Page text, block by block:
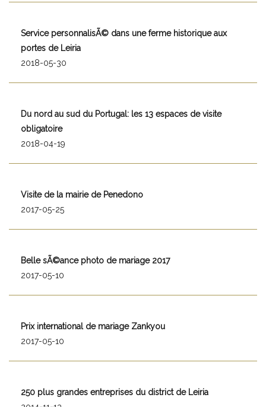
Service personnalisÃ© dans une ferme historique aux
portes de Leiria
2018-05-30
Du nord au sud du Portugal: les 13 espaces de visite
obligatoire
2018-04-19
Visite de la mairie de Penedono
2017-05-25
Belle sÃ©ance photo de mariage 2017
2017-05-10
Prix international de mariage Zankyou
2017-05-10
250 plus grandes entreprises du district de Leiria